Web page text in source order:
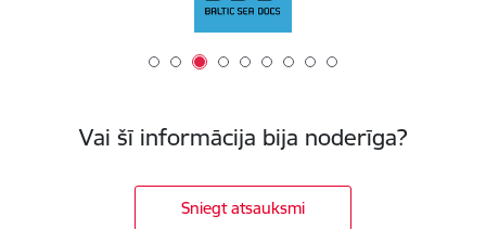
Vai šī informācija bija noderīga?
Sniegt atsauksmi